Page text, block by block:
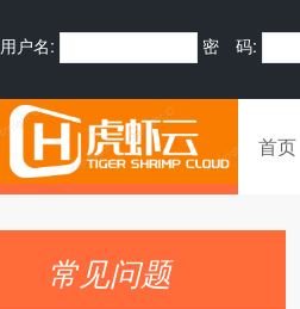
用户名: 密 码:
首页
常见问题